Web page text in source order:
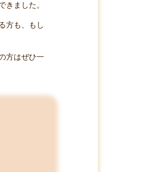
きました。
方も、もし
方はぜひ一